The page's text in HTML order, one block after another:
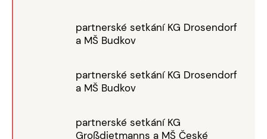
partnerské setkání KG Drosendorf
a MŠ Budkov
partnerské setkání KG Drosendorf
a MŠ Budkov
partnerské setkání KG
Großdietmanns a MŠ České